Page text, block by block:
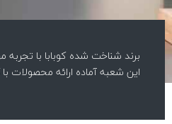
برند شناخت شده کوبابا با
این شعبه آماده ارائه محصولات